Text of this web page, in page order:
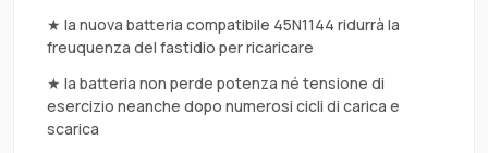
★ la nuova batteria compatibile 45N1144 ridurrà la
freuquenza del fastidio per ricaricare
★ la batteria non perde potenza né tensione di
esercizio neanche dopo numerosi cicli di carica e
scarica